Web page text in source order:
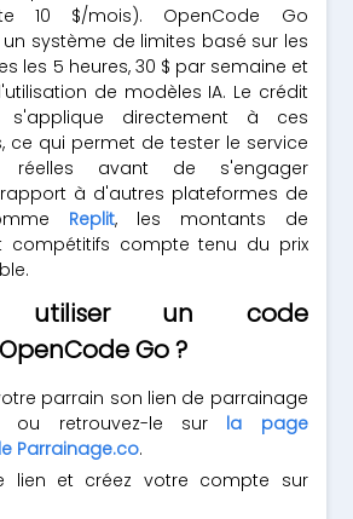
10 $/mois). OpenCode Go
système de limites basé sur les
les 5 heures, 30 $ par semaine et
de modèles IA. Le crédit
s'applique directement à ces
ce qui permet de tester le service
réelles avant de s'engager
à d'autres plateformes de
Replit, les montants de
compétitifs compte tenu du prix
utiliser un code
Go ?
parrain son lien de parrainage
ou retrouvez-le sur la page
Parrainage.co.
lien et créez votre compte sur